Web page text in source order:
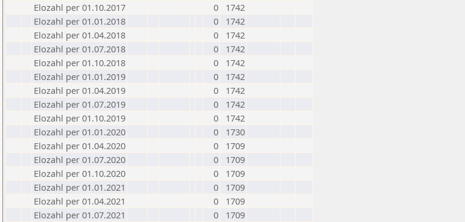
Elozahl per 01.10.2017
0
1742
Elozahl per 01.01.2018
0
1742
Elozahl per 01.04.2018
0
1742
Elozahl per 01.07.2018
0
1742
Elozahl per 01.10.2018
0
1742
Elozahl per 01.01.2019
0
1742
Elozahl per 01.04.2019
0
1742
Elozahl per 01.07.2019
0
1742
Elozahl per 01.10.2019
0
1742
Elozahl per 01.01.2020
0
1730
Elozahl per 01.04.2020
0
1709
Elozahl per 01.07.2020
0
1709
Elozahl per 01.10.2020
0
1709
Elozahl per 01.01.2021
0
1709
Elozahl per 01.04.2021
0
1709
Elozahl per 01.07.2021
0
1709